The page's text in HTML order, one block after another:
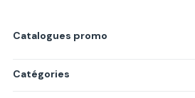
Catalogues promo
Catégories